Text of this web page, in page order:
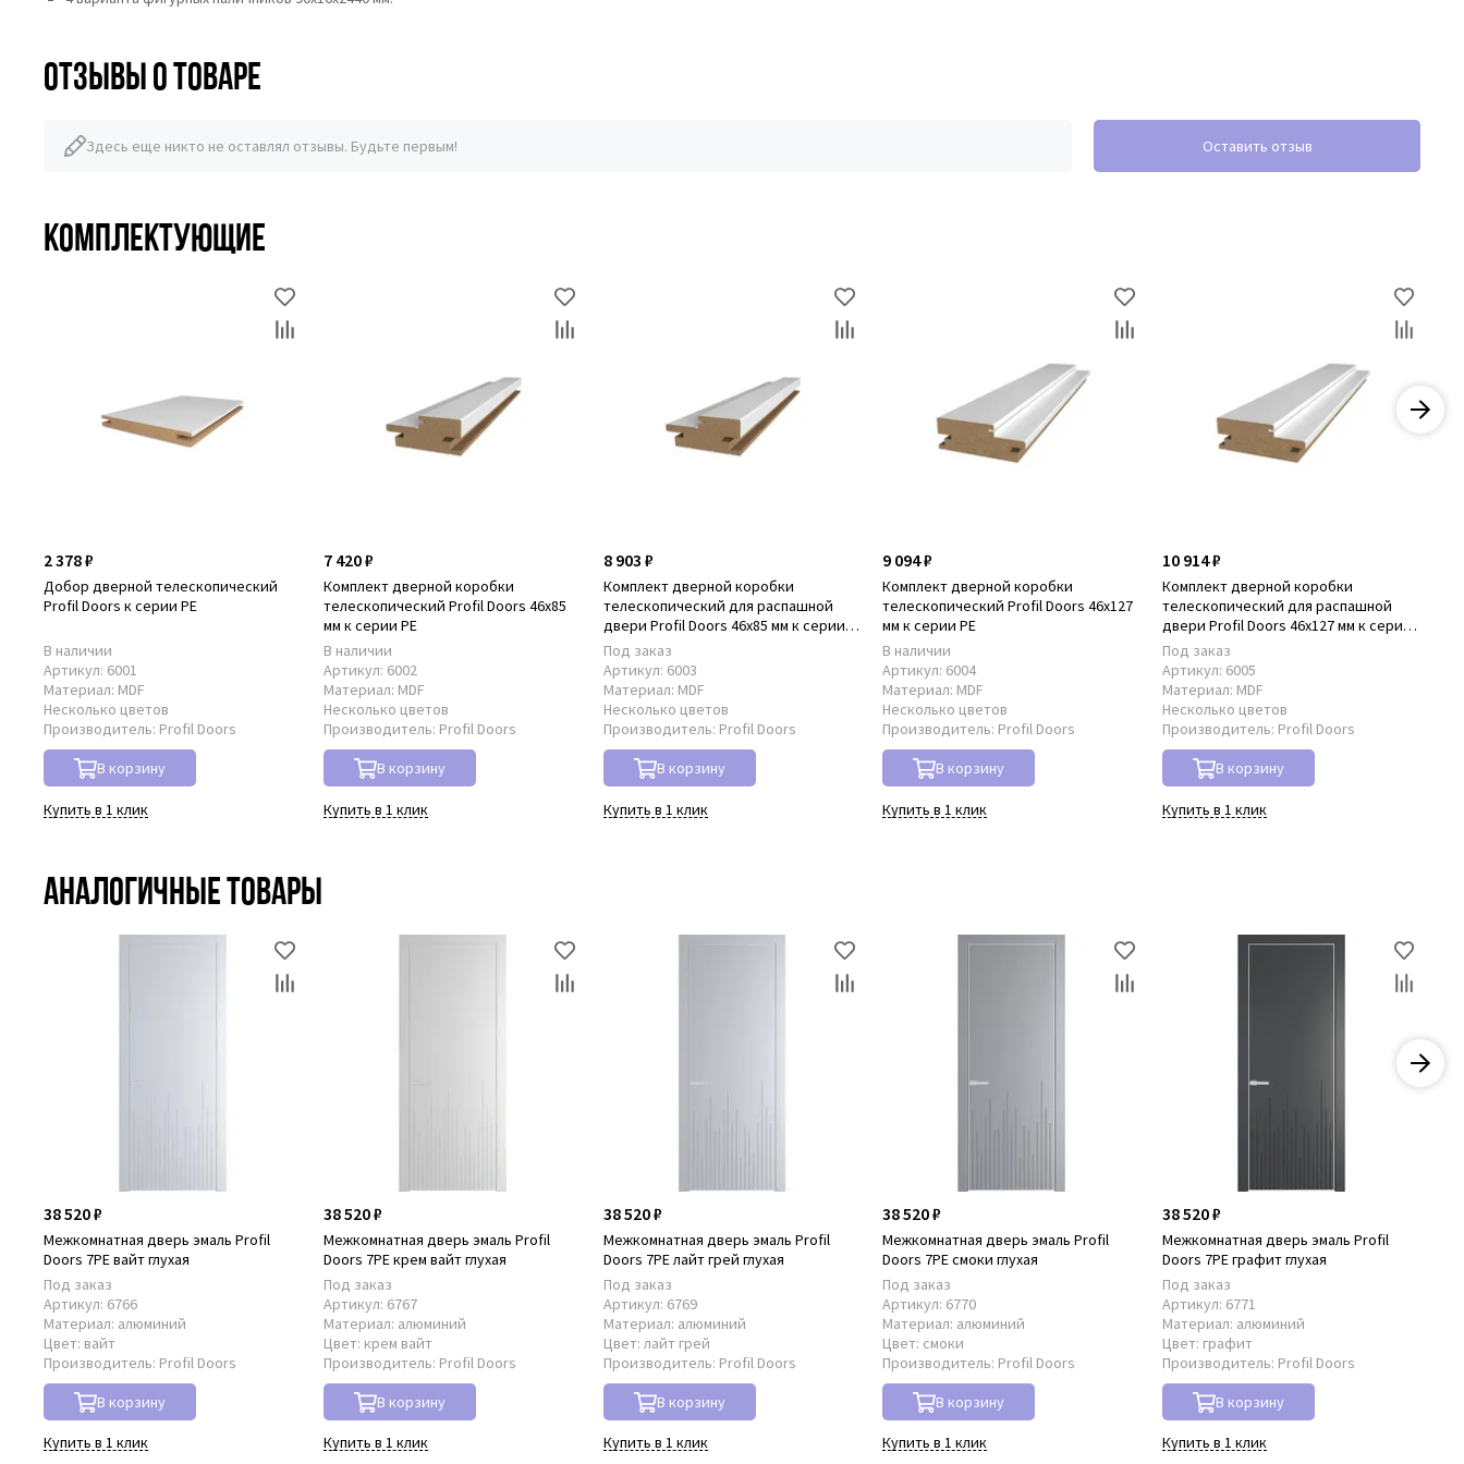
Отзывы о товаре
Здесь еще никто не оставлял отзывы. Будьте первым! Оставить отзыв
Комплектующие
2 378 ₽
Добор дверной телескопический
Profil Doors к серии PE
В наличии
Артикул: 6001
Материал: MDF
Несколько цветов
Производитель: Profil Doors
В корзину
Купить в 1 клик
7 420 ₽
Комплект дверной коробки
телескопический Profil Doors 46x85
мм к серии PE
В наличии
Артикул: 6002
Материал: MDF
Несколько цветов
Производитель: Profil Doors
В корзину
Купить в 1 клик
8 903 ₽
Комплект дверной коробки
телескопический для распашной
двери Profil Doors 46x85 мм к серии
PE
Под заказ
Артикул: 6003
Материал: MDF
Несколько цветов
Производитель: Profil Doors
В корзину
Купить в 1 клик
9 094 ₽
Комплект дверной коробки
телескопический Profil Doors 46x127
мм к серии PE
В наличии
Артикул: 6004
Материал: MDF
Несколько цветов
Производитель: Profil Doors
В корзину
Купить в 1 клик
10 914 ₽
Комплект дверной коробки
телескопический для распашной
двери Profil Doors 46x127 мм к серии
PE
Под заказ
Артикул: 6005
Материал: MDF
Несколько цветов
Производитель: Profil Doors
В корзину
Купить в 1 клик
Аналогичные товары
38 520 ₽
Межкомнатная дверь эмаль Profil
Doors 7PE вайт глухая
Под заказ
Артикул: 6766
Материал: алюминий
Цвет: вайт
Производитель: Profil Doors
В корзину
Купить в 1 клик
38 520 ₽
Межкомнатная дверь эмаль Profil
Doors 7PE крем вайт глухая
Под заказ
Артикул: 6767
Материал: алюминий
Цвет: крем вайт
Производитель: Profil Doors
В корзину
Купить в 1 клик
38 520 ₽
Межкомнатная дверь эмаль Profil
Doors 7PE лайт грей глухая
Под заказ
Артикул: 6769
Материал: алюминий
Цвет: лайт грей
Производитель: Profil Doors
В корзину
Купить в 1 клик
38 520 ₽
Межкомнатная дверь эмаль Profil
Doors 7PE смоки глухая
Под заказ
Артикул: 6770
Материал: алюминий
Цвет: смоки
Производитель: Profil Doors
В корзину
Купить в 1 клик
38 520 ₽
Межкомнатная дверь эмаль Profil
Doors 7PE графит глухая
Под заказ
Артикул: 6771
Материал: алюминий
Цвет: графит
Производитель: Profil Doors
В корзину
Купить в 1 клик